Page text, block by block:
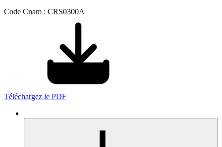
Code Cnam : CRS0300A
Téléchargez le PDF